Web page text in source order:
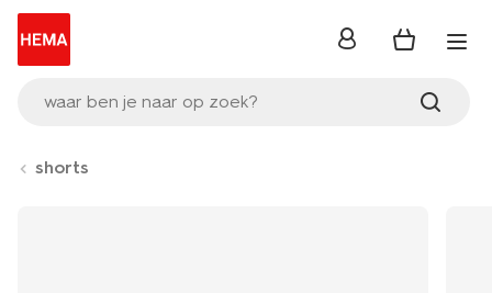
waar ben je naar op zoek?
inloggen
shorts